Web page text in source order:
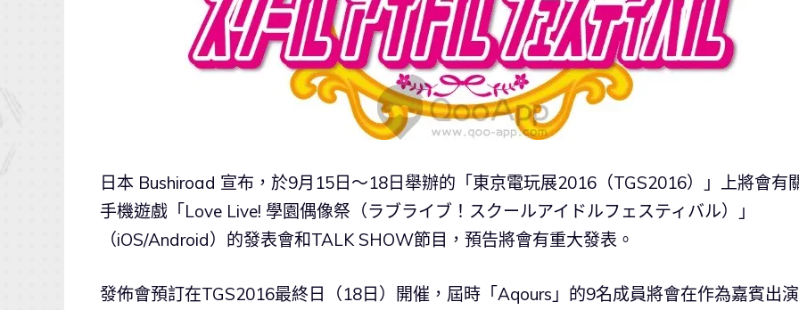
日本 Bushiroad 宣布，於9月15日～18日舉辦的「東京電玩展2016（TGS2016）」上將會有
手機遊戲「Love Live! 學園偶像祭（ラブライブ！スクールアイドルフェスティバル）」
（iOS/Android）的發表會和TALK SHOW節目，預告將會有重大發表。
發佈會預訂在TGS2016最終日（18日）開催，屆時「Aqours」的9名成員將會在作為嘉賓出